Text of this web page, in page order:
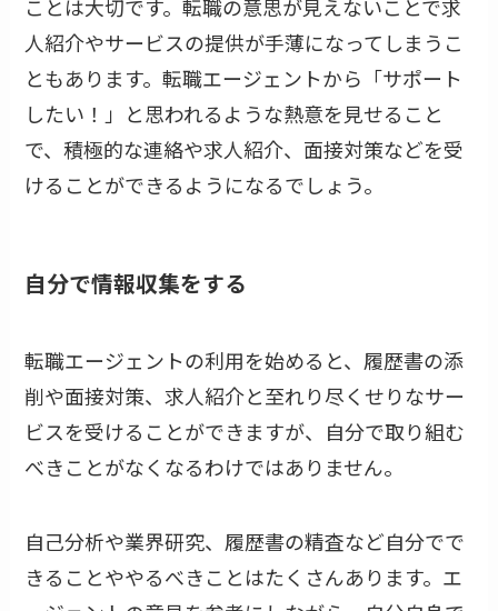
ことは大切です。転職の意思が見えないことで求
人紹介やサービスの提供が手薄になってしまうこ
ともあります。転職エージェントから「サポート
したい！」と思われるような熱意を見せること
で、積極的な連絡や求人紹介、面接対策などを受
けることができるようになるでしょう。
自分で情報収集をする
転職エージェントの利用を始めると、履歴書の添
削や面接対策、求人紹介と至れり尽くせりなサー
ビスを受けることができますが、自分で取り組む
べきことがなくなるわけではありません。
自己分析や業界研究、履歴書の精査など自分でで
きることややるべきことはたくさんあります。エ